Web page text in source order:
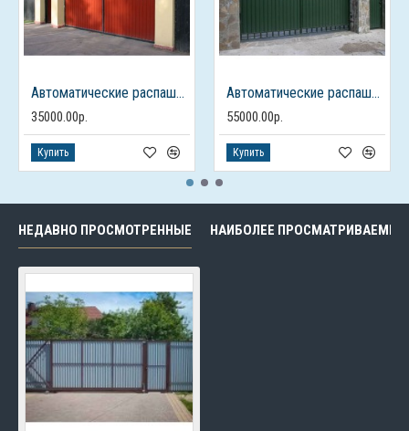
Автоматические распашные ворота из профлиста с калиткой
35000.00р.
Купить
Автоматические распашные ворота с калиткой
55000.00р.
Купить
НЕДАВНО ПРОСМОТРЕННЫЕ НАИБОЛЕЕ ПРОСМАТРИВАЕМЫЕ